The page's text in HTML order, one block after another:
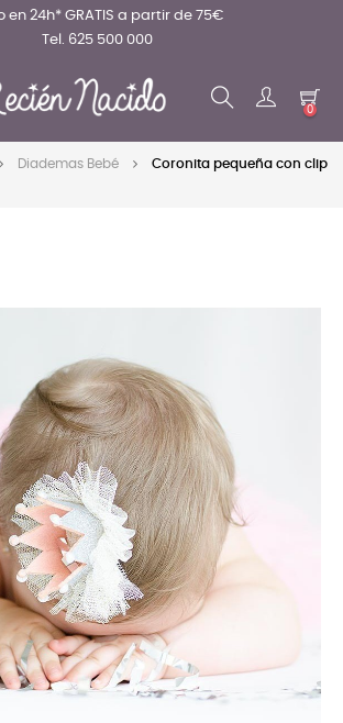
en 24h* GRATIS a partir de 75€
Tel. 625 500 000
0
Diademas Bebé
Coronita pequeña con clip